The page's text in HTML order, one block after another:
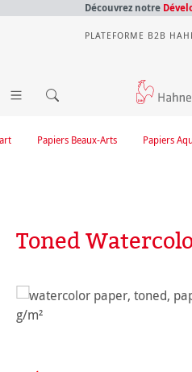
Découvrez notre
PLATEFORME B2B
Papiers
Papiers Beaux-Arts
Toned
Ignorer la galerie d'images